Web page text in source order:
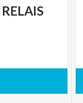
RELAIS